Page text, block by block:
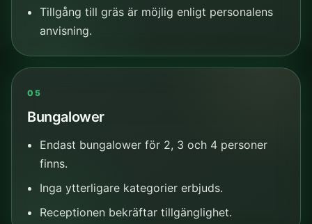
Tillgång till gräs är möjlig enligt personalens
anvisning.
05
Bungalower
Endast bungalower för 2, 3 och 4 personer
finns.
Inga ytterligare kategorier erbjuds.
Receptionen bekräftar tillgänglighet.